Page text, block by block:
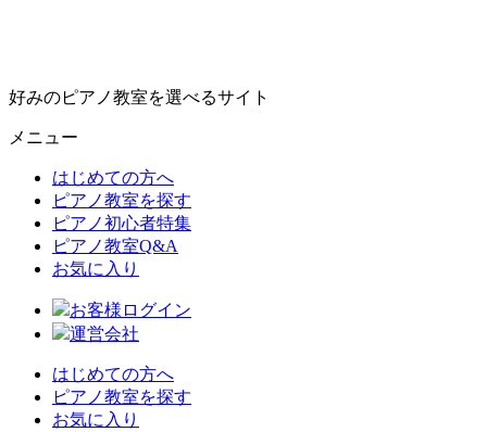
好みのピアノ教室を選べるサイト
メニュー
はじめての方へ
ピアノ教室を探す
ピアノ初心者特集
ピアノ教室Q&A
お気に入り
お客様ログイン
運営会社
はじめての方へ
ピアノ教室を探す
お気に入り